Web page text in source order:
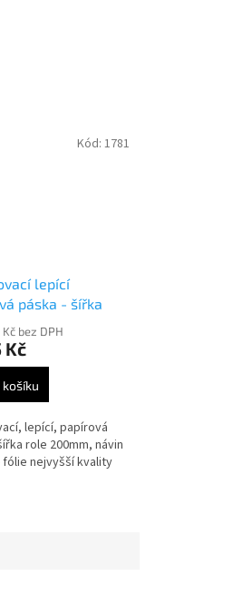
lepící
páska - šířka
návin 100bm
bez DPH
Kč
košíku
lepící, papírová
role 200mm, návin
fólie nejvyšší kvality
Kód: 1781